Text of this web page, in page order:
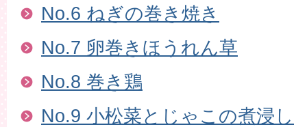
No.6 ねぎの巻き焼き
No.7 卵巻きほうれん草
No.8 巻き鶏
No.9 小松菜とじゃこの煮浸し